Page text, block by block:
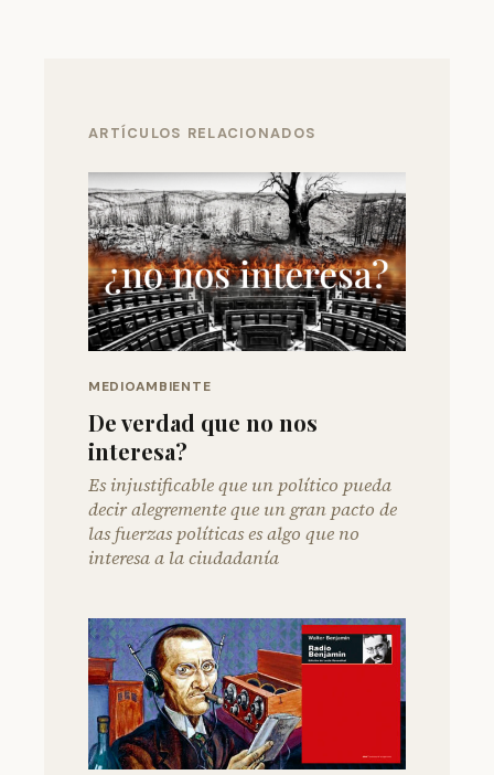
ARTÍCULOS RELACIONADOS
MEDIOAMBIENTE
De verdad que no nos
interesa?
Es injustificable que un político pueda
decir alegremente que un gran pacto de
las fuerzas políticas es algo que no
interesa a la ciudadanía